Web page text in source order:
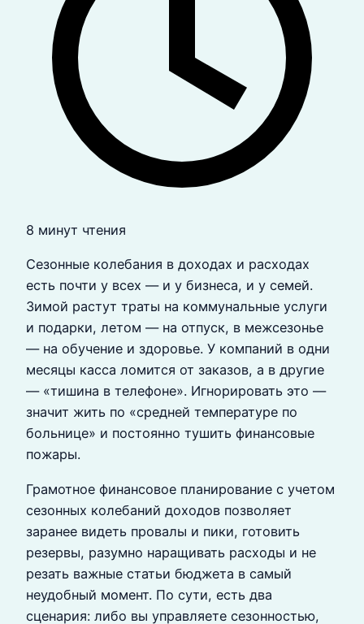
8 минут чтения
Сезонные колебания в доходах и расходах
есть почти у всех — и у бизнеса, и у семей.
Зимой растут траты на коммунальные услуги
и подарки, летом — на отпуск, в межсезонье
— на обучение и здоровье. У компаний в одни
месяцы касса ломится от заказов, а в другие
— «тишина в телефоне». Игнорировать это —
значит жить по «средней температуре по
больнице» и постоянно тушить финансовые
пожары.
Грамотное финансовое планирование с учетом
сезонных колебаний доходов позволяет
заранее видеть провалы и пики, готовить
резервы, разумно наращивать расходы и не
резать важные статьи бюджета в самый
неудобный момент. По сути, есть два
сценария: либо вы управляете сезонностью,